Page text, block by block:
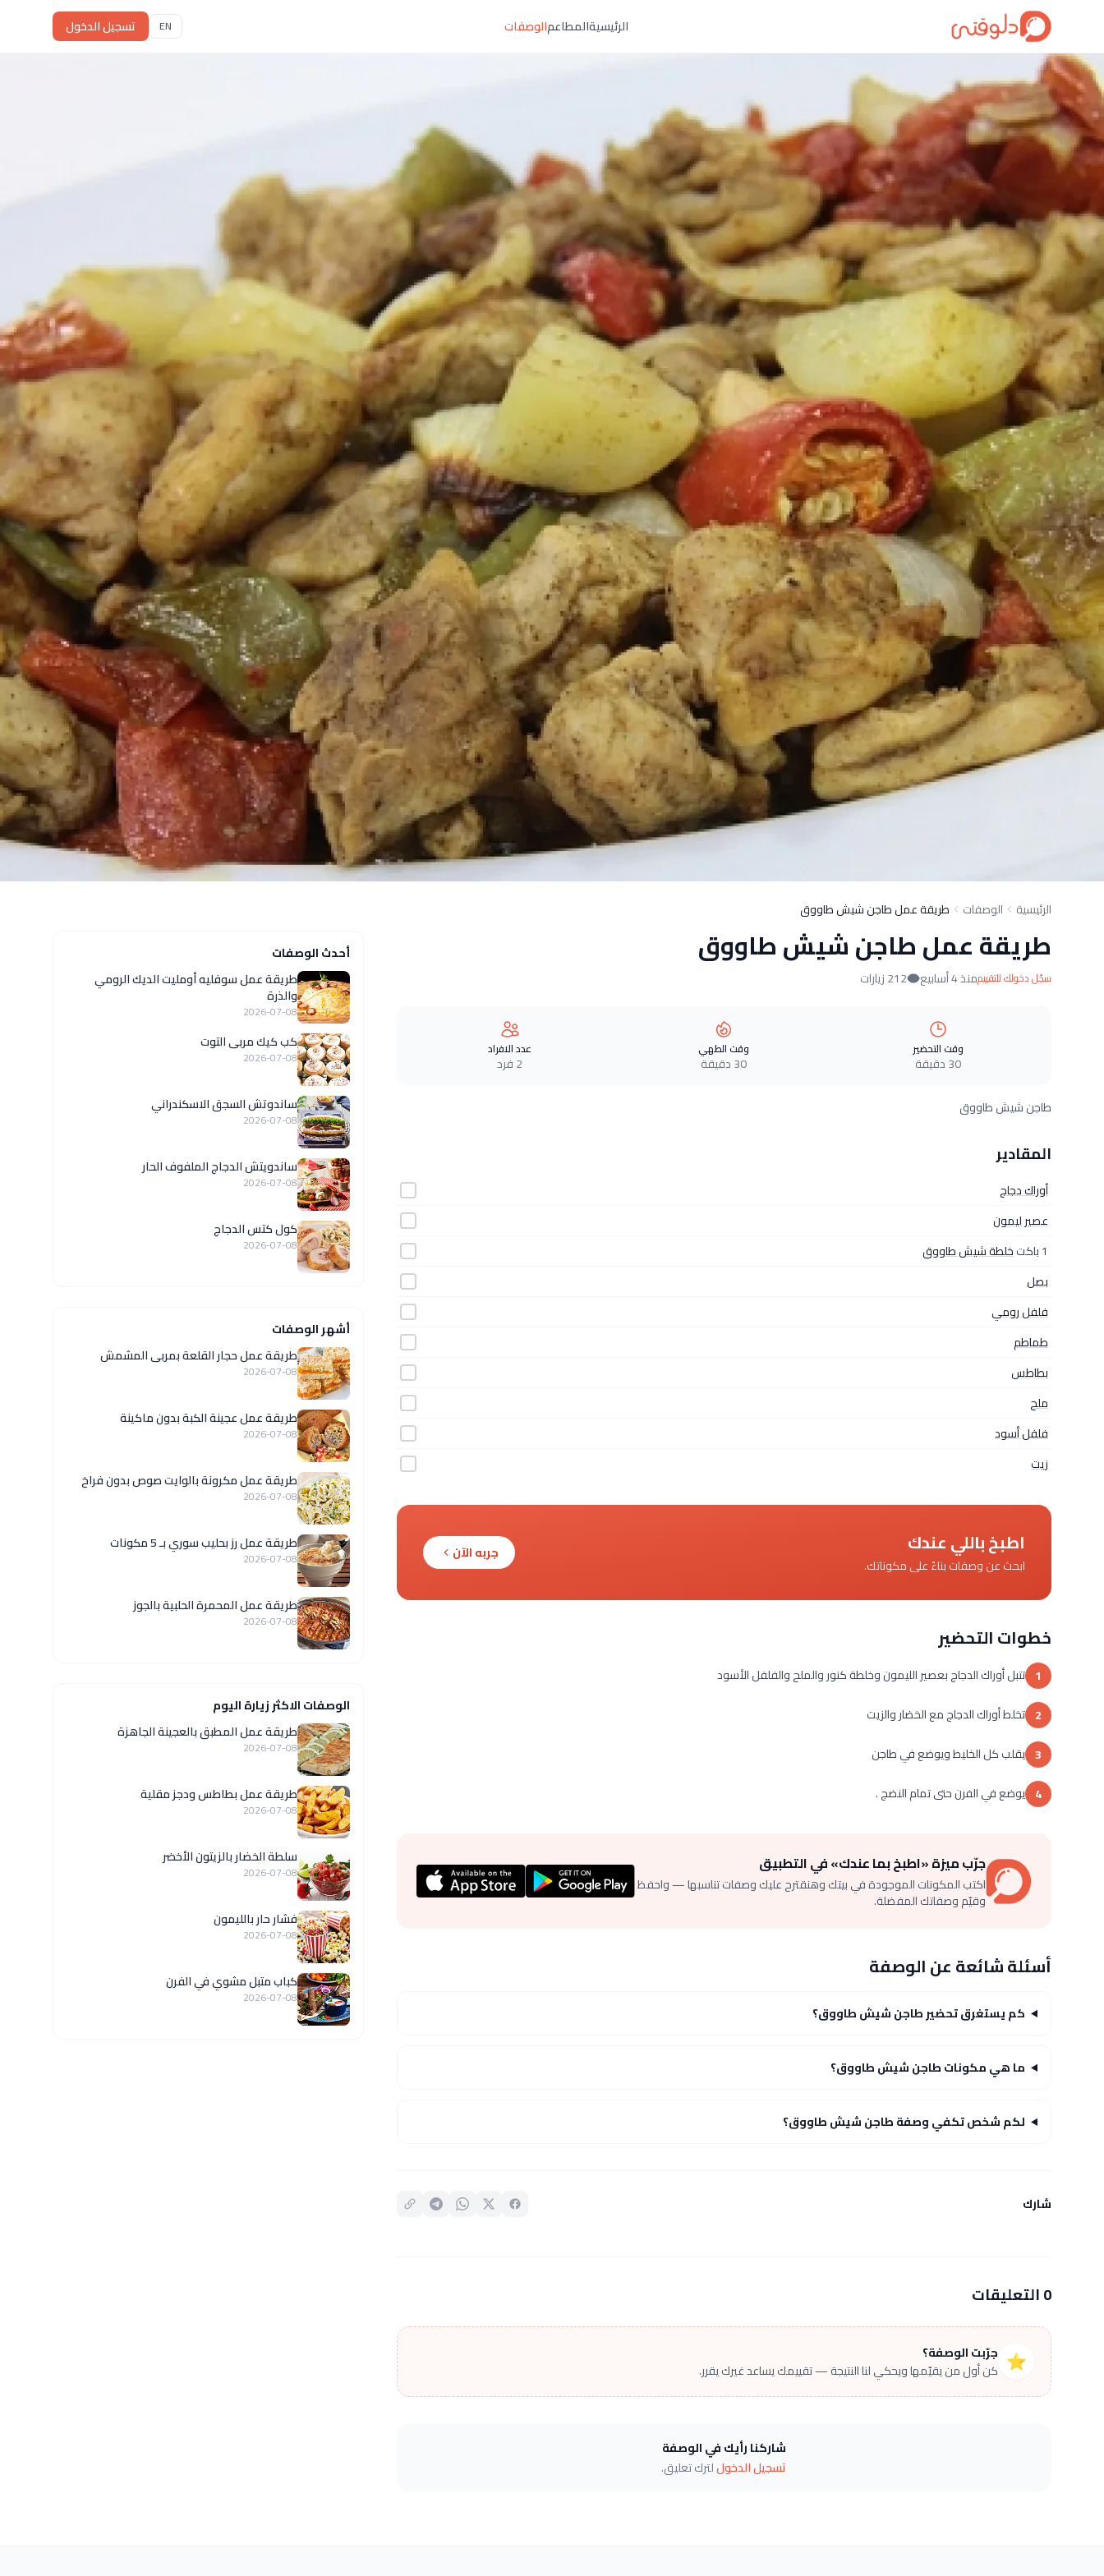
الرئيسيةالمطاعمالوصفات EN تسجيل الدخول
الرئيسية الوصفات طريقة عمل طاجن شيش طاووق
طريقة عمل طاجن شيش طاووق
سجّل دخولك للتقييممنذ 4 أسابيع 212 زيارات
وقت التحضير
30 دقيقة
وقت الطهي
30 دقيقة
عدد الافراد
2 فرد
طاجن شيش طاووق
المقادير
أوراك دجاج
عصير ليمون
1 باكت
خلطة شيش طاووق
بصل
فلفل رومي
طماطم
بطاطس
ملح
فلفل أسود
زيت
اطبخ باللي عندك
ابحث عن وصفات بناءً على مكوناتك.
جربه الآن
خطوات التحضير
1 تتبل أوراك الدجاج بعصير الليمون وخلطة كنور والملح والفلفل الأسود
2 تخلط أوراك الدجاج مع الخضار والزيت
3 يقلب كل الخليط ويوضع في طاجن
4 يوضع في الفرن حتى تمام النضج .
جرّب ميزة «اطبخ بما عندك» في التطبيق
اكتب المكونات الموجودة في بيتك وهنقترح عليك وصفات تناسبها — واحفظ
وقيّم وصفاتك المفضلة.
أسئلة شائعة عن الوصفة
كم يستغرق تحضير طاجن شيش طاووق؟
ما هي مكونات طاجن شيش طاووق؟
لكم شخص تكفي وصفة طاجن شيش طاووق؟
شارك
0 التعليقات
⭐ جرّبت الوصفة؟
كن أول من يقيّمها ويحكي لنا النتيجة — تقييمك يساعد غيرك يقرر.
شاركنا رأيك في الوصفة
تسجيل الدخوللترك تعليق.
أحدث الوصفات
طريقة عمل سوفليه أومليت الديك الرومي
والذرة
2026-07-08
كب كيك مربى التوت
2026-07-08
ساندوتش السجق الاسكندراني
2026-07-08
ساندويتش الدجاج الملفوف الحار
2026-07-08
كول كتس الدجاج
2026-07-08
أشهر الوصفات
طريقة عمل حجار القلعة بمربى المشمش
2026-07-08
طريقة عمل عجينة الكبة بدون ماكينة
2026-07-08
طريقة عمل مكرونة بالوايت صوص بدون فراخ
2026-07-08
طريقة عمل رز بحليب سوري بـ 5 مكونات
2026-07-08
طريقة عمل المحمرة الحلبية بالجوز
2026-07-08
الوصفات الاكثر زيارة اليوم
طريقة عمل المطبق بالعجينة الجاهزة
2026-07-08
طريقة عمل بطاطس ودجز مقلية
2026-07-08
سلطة الخضار بالزيتون الأخضر
2026-07-08
فشار حار بالليمون
2026-07-08
كباب متبل مشوي في الفرن
2026-07-08